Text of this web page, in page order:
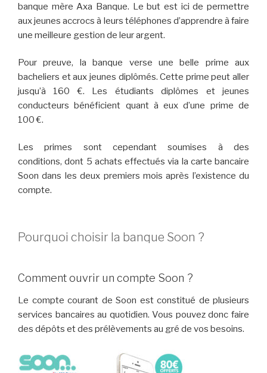
banque mère Axa Banque. Le but est ici de permettre
aux jeunes accrocs à leurs téléphones d’apprendre à faire
une meilleure gestion de leur argent.
Pour preuve, la banque verse une belle prime aux
bacheliers et aux jeunes diplômés. Cette prime peut aller
jusqu’à 160 €. Les étudiants diplômes et jeunes
conducteurs bénéficient quant à eux d’une prime de
100 €.
Les primes sont cependant soumises à des
conditions, dont 5 achats effectués via la carte bancaire
Soon dans les deux premiers mois après l’existence du
compte.
Pourquoi choisir la banque Soon ?
Comment ouvrir un compte Soon ?
Le compte courant de Soon est constitué de plusieurs
services bancaires au quotidien. Vous pouvez donc faire
des dépôts et des prélèvements au gré de vos besoins.